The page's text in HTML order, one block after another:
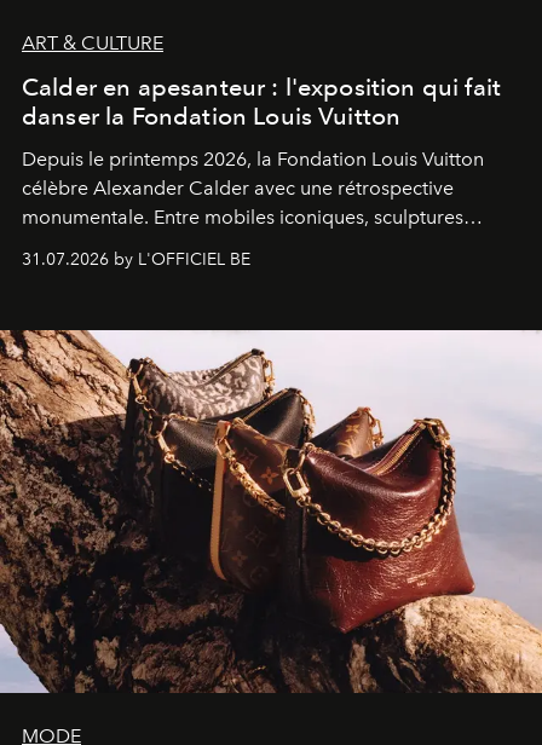
ART & CULTURE
Calder en apesanteur : l'exposition qui fait
danser la Fondation Louis Vuitton
Depuis le printemps 2026, la Fondation Louis Vuitton
célèbre Alexander Calder avec une rétrospective
monumentale. Entre mobiles iconiques, sculptures
américain investit les espaces imaginés par Frank Gehry
sculpture.
31.07.2026 by L'OFFICIEL BE
MODE